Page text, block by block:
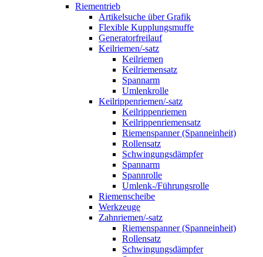
Riementrieb
Artikelsuche über Grafik
Flexible Kupplungsmuffe
Generatorfreilauf
Keilriemen/-satz
Keilriemen
Keilriemensatz
Spannarm
Umlenkrolle
Keilrippenriemen/-satz
Keilrippenriemen
Keilrippenriemensatz
Riemenspanner (Spanneinheit)
Rollensatz
Schwingungsdämpfer
Spannarm
Spannrolle
Umlenk-/Führungsrolle
Riemenscheibe
Werkzeuge
Zahnriemen/-satz
Riemenspanner (Spanneinheit)
Rollensatz
Schwingungsdämpfer